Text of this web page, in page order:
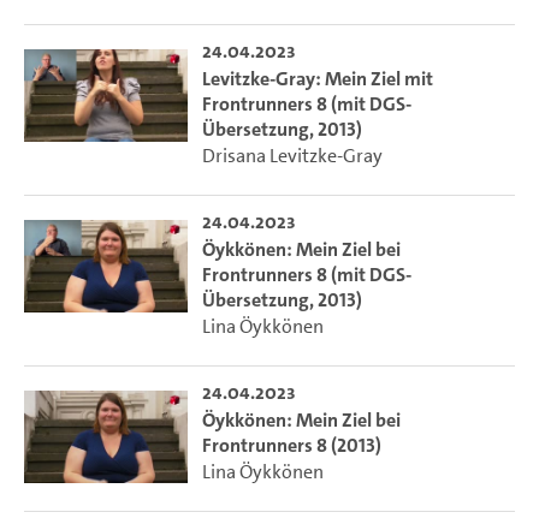
24.04.2023
Levitzke-Gray: Mein Ziel mit
Frontrunners 8 (mit DGS-
Übersetzung, 2013)
Drisana Levitzke-Gray
24.04.2023
Öykkönen: Mein Ziel bei
Frontrunners 8 (mit DGS-
Übersetzung, 2013)
Lina Öykkönen
24.04.2023
Öykkönen: Mein Ziel bei
Frontrunners 8 (2013)
Lina Öykkönen